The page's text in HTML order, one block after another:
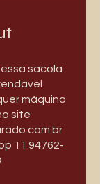
sacola
máquina
site
11 94762-